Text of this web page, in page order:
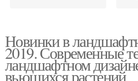
Новинки в
2019. Современные
ландшафтном
вьющихся растений